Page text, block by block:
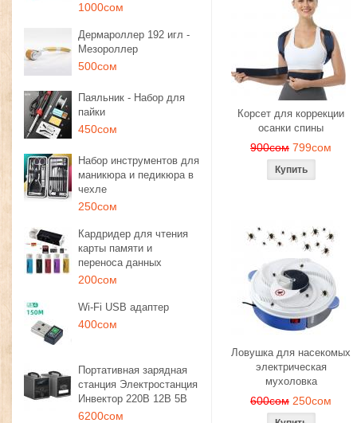
1000сом
Дермароллер 192 игл -
Мезороллер
500сом
Паяльник - Набор для
пайки
450сом
Набор инструментов для
маникюра и педикюра в
чехле
250сом
Кардридер для чтения
карты памяти и
переноса данных
200сом
Wi-Fi USB адаптер
400сом
Портативная зарядная
станция Электростанция
Инвектор 220В 12В 5В
6200сом
Корсет для коррекции
осанки спины
900сом 799сом
Ловушка для насекомых
электрическая
мухоловка
600сом 250сом